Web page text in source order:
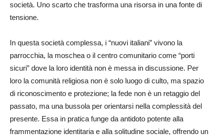
società. Uno scarto che trasforma una risorsa in una fonte di
tensione.
In questa società complessa, i “nuovi italiani” vivono la
parrocchia, la moschea o il centro comunitario come “porti
sicuri” dove la loro identità non è messa in discussione. Per
loro la comunità religiosa non è solo luogo di culto, ma spazio
di riconoscimento e protezione; la fede non è un retaggio del
passato, ma una bussola per orientarsi nella complessità del
presente. Essa in pratica funge da antidoto potente alla
frammentazione identitaria e alla solitudine sociale, offrendo un